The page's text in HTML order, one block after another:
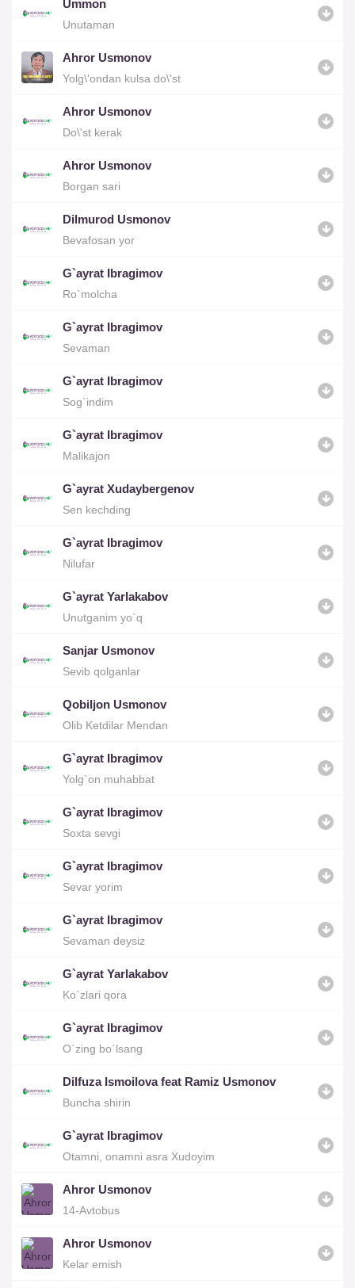
Ummon
Unutaman
Ahror Usmonov
Yolg\'ondan kulsa do\'st
Ahror Usmonov
Do\'st kerak
Ahror Usmonov
Borgan sari
Dilmurod Usmonov
Bevafosan yor
G`ayrat Ibragimov
Ro`molcha
G`ayrat Ibragimov
Sevaman
G`ayrat Ibragimov
Sog`indim
G`ayrat Ibragimov
Malikajon
G`ayrat Xudaybergenov
Sen kechding
G`ayrat Ibragimov
Nilufar
G`ayrat Yarlakabov
Unutganim yo`q
Sanjar Usmonov
Sevib qolganlar
Qobiljon Usmonov
Olib Ketdilar Mendan
G`ayrat Ibragimov
Yolg`on muhabbat
G`ayrat Ibragimov
Soxta sevgi
G`ayrat Ibragimov
Sevar yorim
G`ayrat Ibragimov
Sevaman deysiz
G`ayrat Yarlakabov
Ko`zlari qora
G`ayrat Ibragimov
O`zing bo`lsang
Dilfuza Ismoilova feat Ramiz Usmonov
Buncha shirin
G`ayrat Ibragimov
Otamni, onamni asra Xudoyim
Ahror Usmonov
14-Avtobus
Ahror Usmonov
Kelar emish